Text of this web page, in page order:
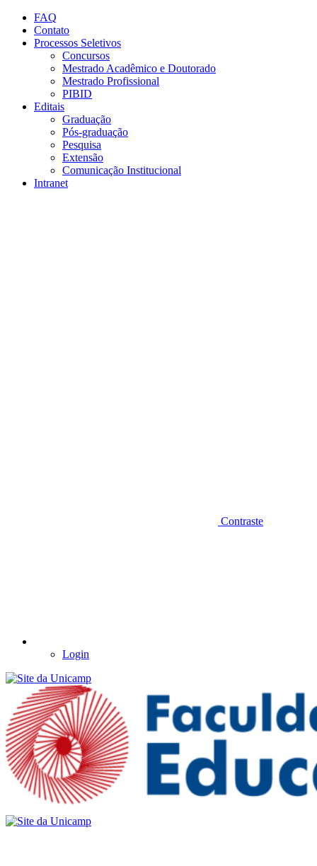
Conteúdo principal
FAQ
Contato
Processos Seletivos
Concursos
Mestrado Acadêmico e Doutorado
Mestrado Profissional
PIBID
Editais
Graduação
Pós-graduação
Pesquisa
Extensão
Comunicação Institucional
Intranet
Contraste
Login